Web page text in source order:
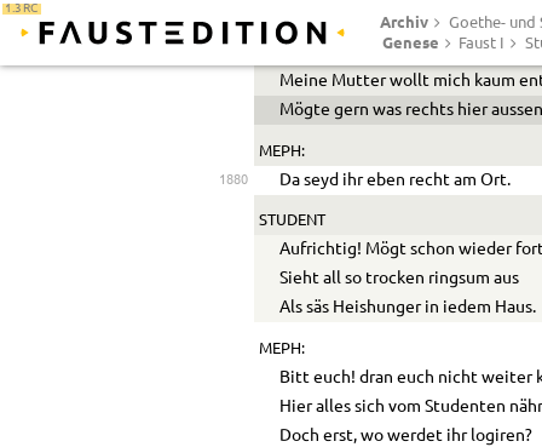
1.3 RC
Archiv Goethe- und
Genese Faust I
Ich komm mit allem gutem Muth,
Ein leidlich Geld und frischem
Meine Mutter wollt mich kaum
Mögte gern was rechts hier
MEPH:
1880 Da seyd ihr eben recht am Ort.
STUDENT
Aufrichtig! Mögt schon wieder
Sieht all so trocken ringsum aus
Als säs Heishunger in iedem Haus.
MEPH:
Bitt euch! dran euch nicht weiter
Hier alles sich vom Studenten
Doch erst, wo werdet ihr logiren?